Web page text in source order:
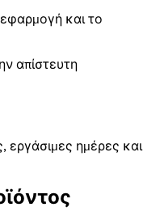
και το
απίστευτη
εργάσιμες ημέρες και